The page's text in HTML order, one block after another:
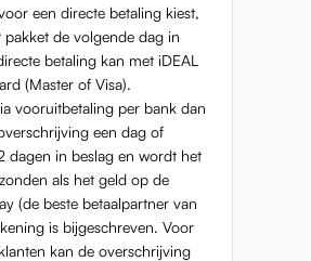
een directe betaling kiest,
pakket de volgende dag in
betaling kan met iDEAL
(Master of Visa).
vooruitbetaling per bank dan
een dag of
dagen in beslag en wordt het
als het geld op de
(de beste betaalpartner van
is bijgeschreven. Voor
kan de overschrijving